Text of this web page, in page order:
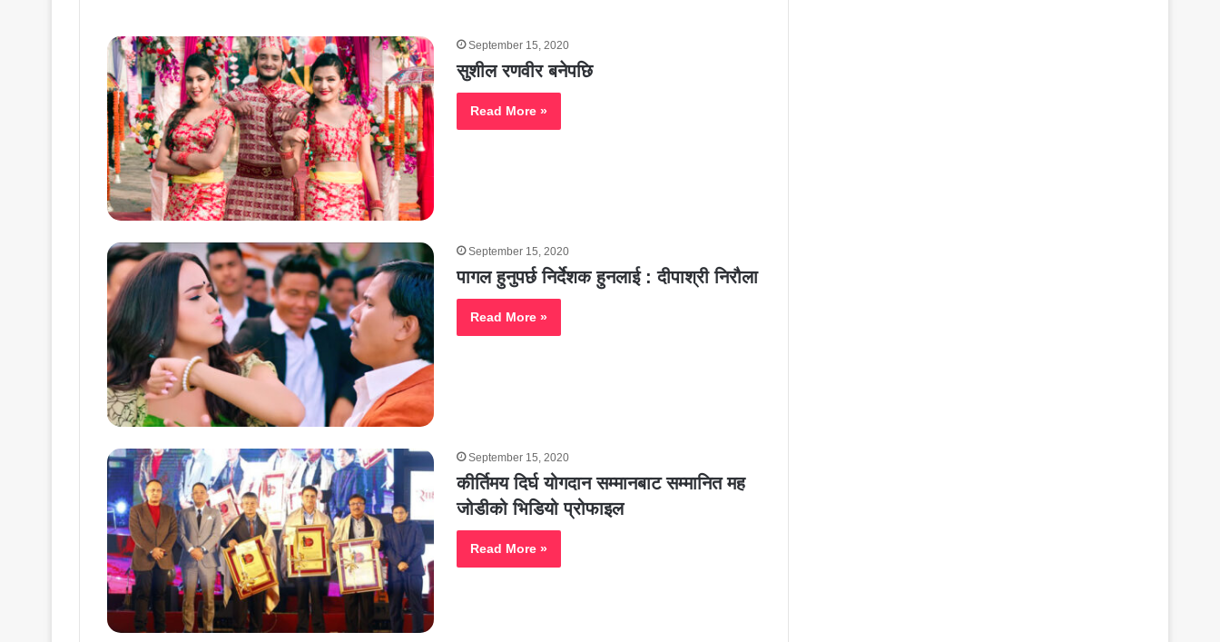
September 15, 2020
सुशील रणवीर बनेपछि
Read More »
September 15, 2020
पागल हुनुपर्छ निर्देशक हुनलाई : दीपाश्री निरौला
Read More »
September 15, 2020
कीर्तिमय दिर्घ योगदान सम्मानबाट सम्मानित मह
जोडीको भिडियो प्रोफाइल
Read More »